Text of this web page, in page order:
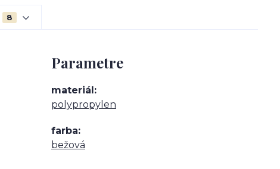
8
Parametre
materiál
polypropylen
farba
bežová